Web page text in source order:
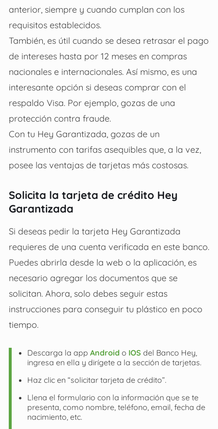
anterior, siempre y cuando cumplan con los
requisitos establecidos.
También, es útil cuando se desea retrasar el pago
de intereses hasta por 12 meses en compras
nacionales e internacionales. Así mismo, es una
interesante opción si deseas comprar con el
respaldo Visa. Por ejemplo, gozas de una
protección contra fraude.
Con tu Hey Garantizada, gozas de un
instrumento con tarifas asequibles que, a la vez,
posee las ventajas de tarjetas más costosas.
Solicita la tarjeta de crédito Hey
Garantizada
Si deseas pedir la tarjeta Hey Garantizada
requieres de una cuenta verificada en este banco.
Puedes abrirla desde la web o la aplicación, es
necesario agregar los documentos que se
solicitan. Ahora, solo debes seguir estas
instrucciones para conseguir tu plástico en poco
tiempo.
Descarga la app Android o IOS del Banco Hey,
ingresa en ella y dirígete a la sección de tarjetas.
Haz clic en “solicitar tarjeta de crédito”.
Llena el formulario con la información que se te
presenta, como nombre, teléfono, email, fecha de
nacimiento, etc.